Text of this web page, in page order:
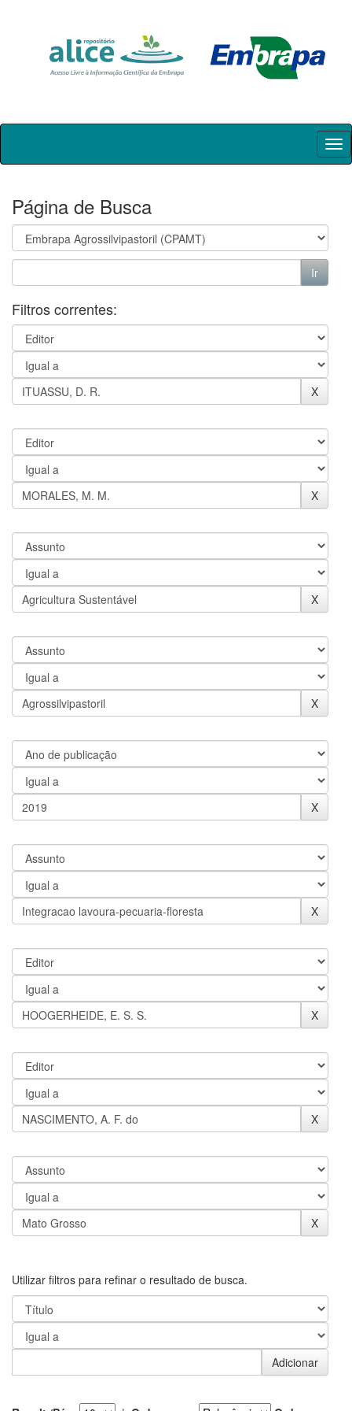
Skip
Página de Busca
Filtros correntes:
Utilizar filtros para refinar o resultado de busca.